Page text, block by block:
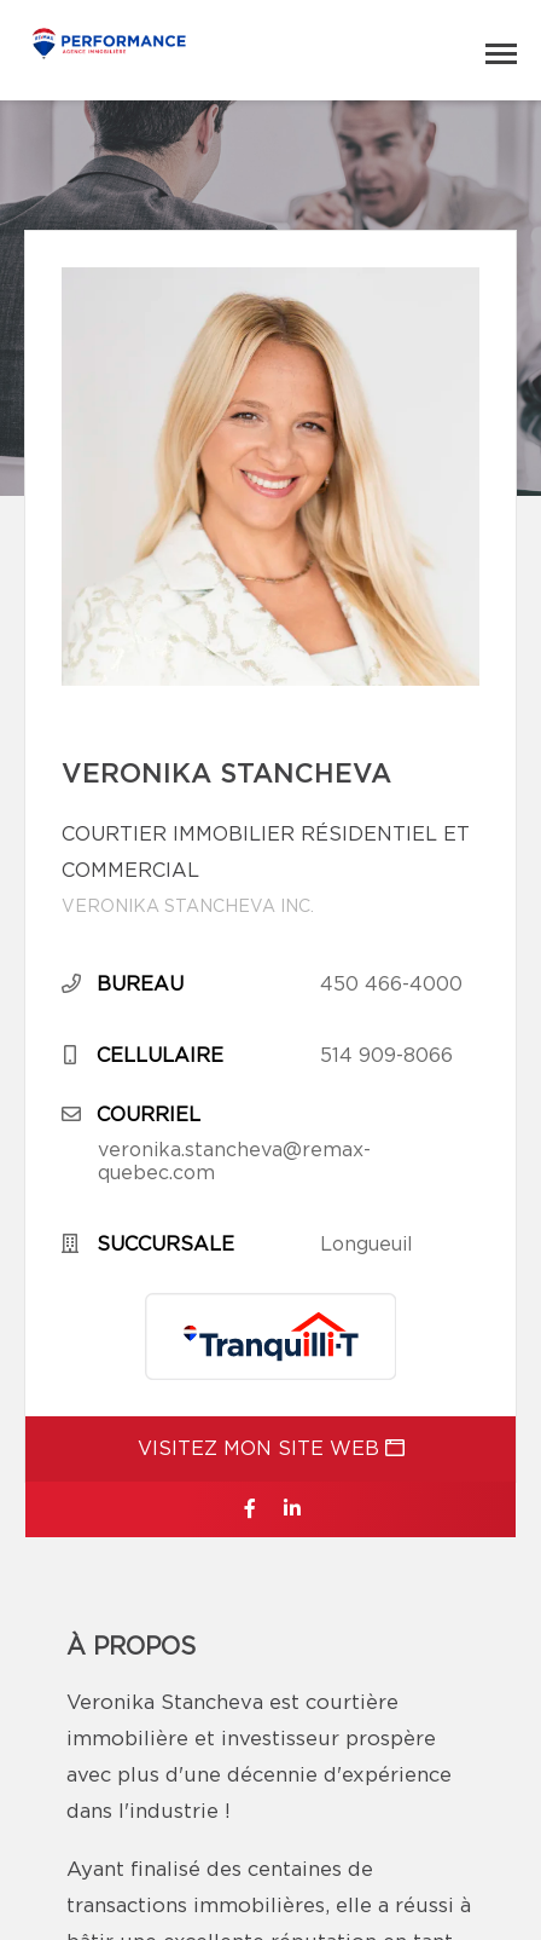
VERONIKA STANCHEVA
COURTIER IMMOBILIER RÉSIDENTIEL ET
COMMERCIAL
VERONIKA STANCHEVA INC.
BUREAU 450 466-4000
CELLULAIRE 514 909-8066
COURRIEL
veronika.stancheva@remax-
quebec.com
SUCCURSALE Longueuil
VISITEZ MON SITE WEB
À PROPOS
Veronika Stancheva est courtière
immobilière et investisseur prospère
avec plus d'une décennie d'expérience
dans l'industrie !
Ayant finalisé des centaines de
transactions immobilières, elle a réussi à